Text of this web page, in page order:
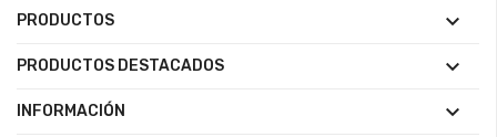
PRODUCTOS

PRODUCTOS DESTACADOS 
INFORMACIÓN 